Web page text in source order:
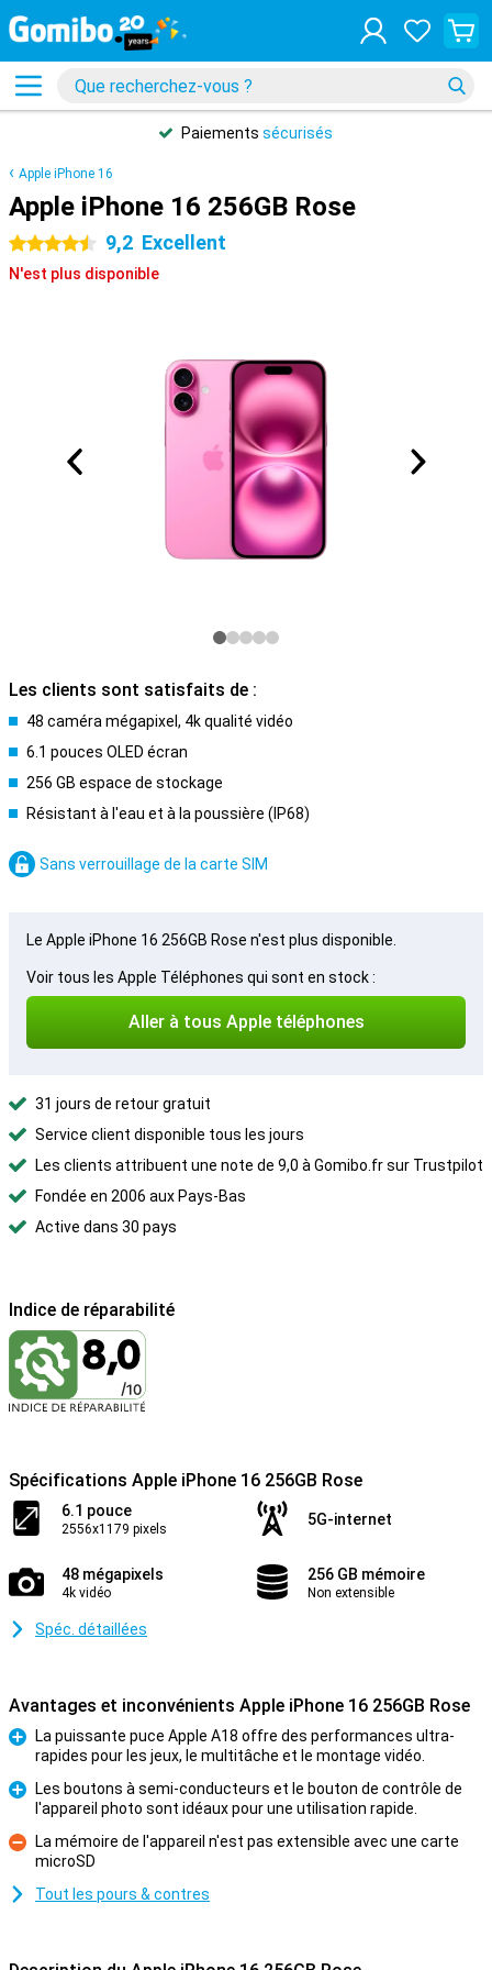
Paiements sécurisés
Apple iPhone 16
Apple iPhone 16 256GB Rose
4.5 étoiles 9,2 Excellent
N'est plus disponible
Les clients sont satisfaits de :
48 caméra mégapixel, 4k qualité vidéo
6.1 pouces OLED écran
256 GB espace de stockage
Résistant à l'eau et à la poussière (IP68)
Sans verrouillage de la carte SIM
Le Apple iPhone 16 256GB Rose n'est plus disponible.
Voir tous les Apple Téléphones qui sont en stock :
Aller à tous Apple téléphones
31 jours de retour gratuit
Service client disponible tous les jours
Les clients attribuent une note de 9,0 à Gomibo.fr sur Trustpilot
Fondée en 2006 aux Pays-Bas
Active dans 30 pays
Indice de réparabilité
Spécifications Apple iPhone 16 256GB Rose
6.1 pouce
2556x1179 pixels
5G-internet
48 mégapixels
4k vidéo
256 GB mémoire
Non extensible
Spéc. détaillées
Avantages et inconvénients Apple iPhone 16 256GB Rose
Pour
La puissante puce Apple A18 offre des performances ultra-
rapides pour les jeux, le multitâche et le montage vidéo.
Pour
Les boutons à semi-conducteurs et le bouton de contrôle de
l'appareil photo sont idéaux pour une utilisation rapide.
Contre
La mémoire de l'appareil n'est pas extensible avec une carte
microSD
Tout les pours & contres